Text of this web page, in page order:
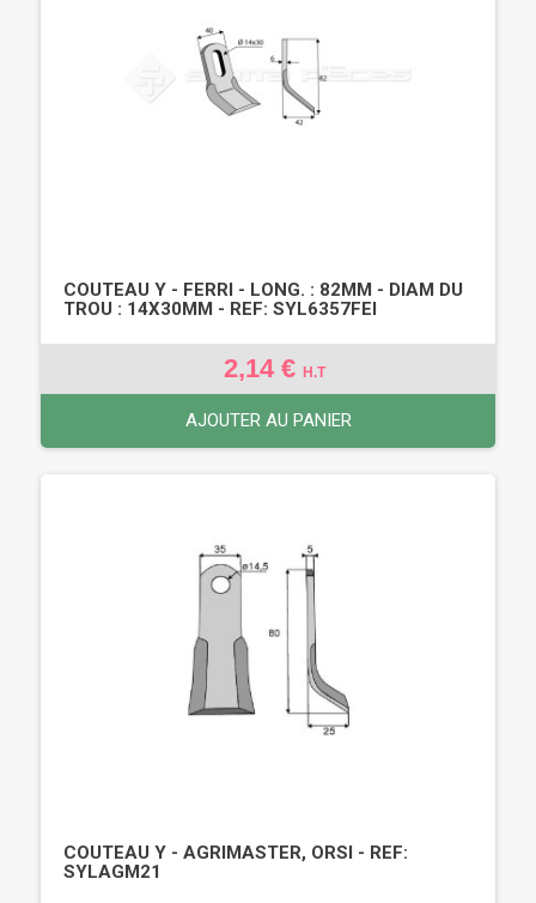
COUTEAU Y - FERRI - LONG. : 82MM - DIAM DU
TROU : 14X30MM - REF: SYL6357FEI
2,14 € H.T
AJOUTER AU PANIER
COUTEAU Y - AGRIMASTER, ORSI - REF:
SYLAGM21